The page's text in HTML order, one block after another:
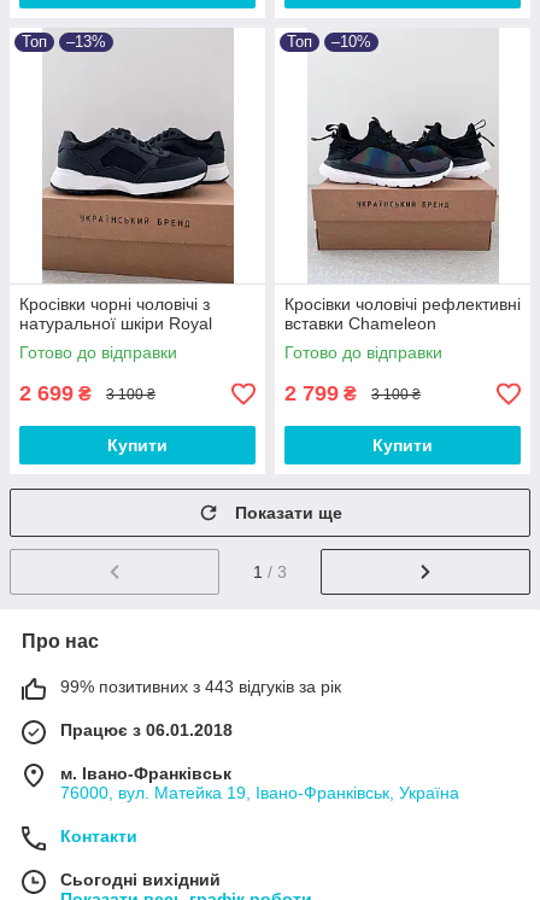
Топ –13%
Кросівки чорні чоловічі з
натуральної шкіри Royal
Готово до відправки
2 699 ₴ 3 100 ₴
Купити
Топ –10%
Кросівки чоловічі рефлективні
вставки Chameleon
Готово до відправки
2 799 ₴ 3 100 ₴
Купити
Показати ще
1 / 3
Про нас
99% позитивних з 443 відгуків за рік
Працює з 06.01.2018
м. Івано-Франківськ
76000, вул. Матейка 19, Івано-Франківськ, Україна
Контакти
Сьогодні вихідний